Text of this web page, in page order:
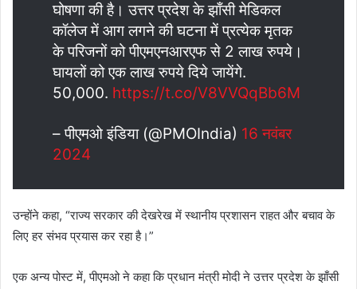
घोषणा की है। उत्तर प्रदेश के झाँसी मेडिकल
कॉलेज में आग लगने की घटना में प्रत्येक मृतक
के परिजनों को पीएमएनआरएफ से 2 लाख रुपये।
घायलों को एक लाख रुपये दिये जायेंगे.
50,000. https://t.co/V8VVQqBb6M
– पीएमओ इंडिया (@PMOIndia) 16 नवंबर
2024
उन्होंने कहा, “राज्य सरकार की देखरेख में स्थानीय प्रशासन राहत और बचाव के
लिए हर संभव प्रयास कर रहा है।”
एक अन्य पोस्ट में, पीएमओ ने कहा कि प्रधान मंत्री मोदी ने उत्तर प्रदेश के झाँसी